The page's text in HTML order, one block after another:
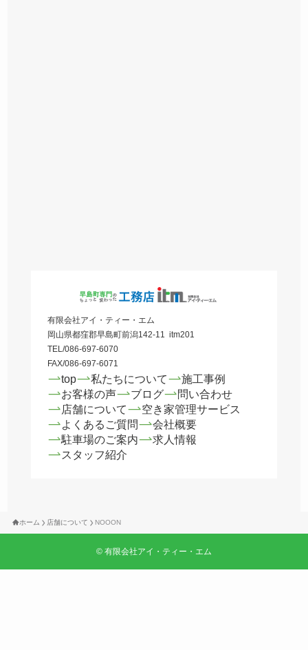
有限会社アイ・ティー・エム
岡山県都窪郡早島町前潟142-11 itm201
TEL/086-697-6070
FAX/086-697-6071
top 私たちについて
施工事例
お客様の声
ブログ
問い合わせ
店舗について
空き家管理サービス
よくあるご質問
会社概要
駐車場のご案内
求人情報
スタッフ紹介
ホーム 店舗について NOOON
© 有限会社アイ・ティー・エム